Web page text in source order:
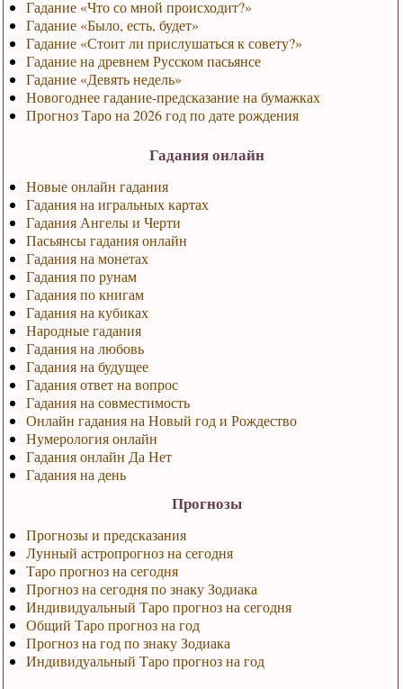
Гадание «Что со мной происходит?»
Гадание «Было, есть, будет»
Гадание «Стоит ли прислушаться к совету?»
Гадание на древнем Русском пасьянсе
Гадание «Девять недель»
Новогоднее гадание-предсказание на бумажках
Прогноз Таро на 2026 год по дате рождения
Гадания онлайн
Новые онлайн гадания
Гадания на игральных картах
Гадания Ангелы и Черти
Пасьянсы гадания онлайн
Гадания на монетах
Гадания по рунам
Гадания по книгам
Гадания на кубиках
Народные гадания
Гадания на любовь
Гадания на будущее
Гадания ответ на вопрос
Гадания на совместимость
Онлайн гадания на Новый год и Рождество
Нумерология онлайн
Гадания онлайн Да Нет
Гадания на день
Прогнозы
Прогнозы и предсказания
Лунный астропрогноз на сегодня
Таро прогноз на сегодня
Прогноз на сегодня по знаку Зодиака
Индивидуальный Таро прогноз на сегодня
Общий Таро прогноз на год
Прогноз на год по знаку Зодиака
Индивидуальный Таро прогноз на год